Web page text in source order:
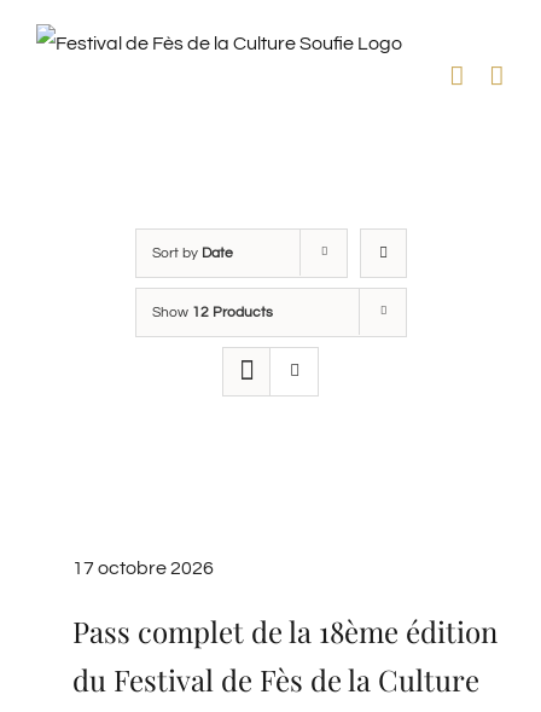
Sort by Date
Show 12 Products
17 octobre 2026
Pass complet de la 18ème édition
du Festival de Fès de la Culture